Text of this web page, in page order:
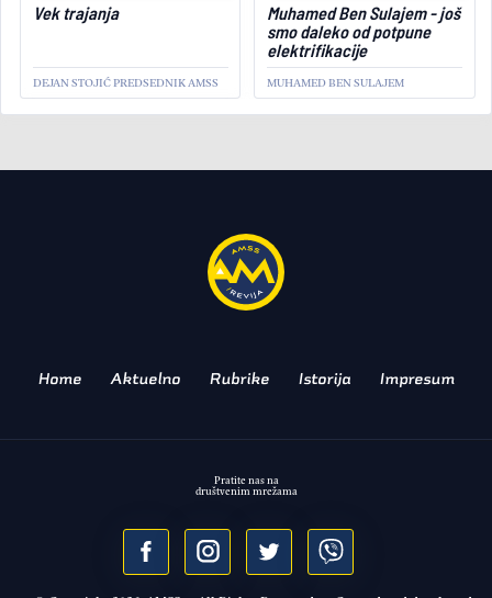
Vek trajanja
DEJAN STOJIĆ PREDSEDNIK AMSS
Muhamed Ben Sulajem - još
smo daleko od potpune
elektrifikacije
MUHAMED BEN SULAJEM
Home Aktuelno Rubrike Istorija Impresum
Pratite nas na
društvenim mrežama